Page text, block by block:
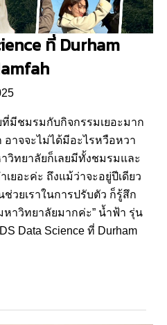
ที่ Durham
ที่มีชมรมกับกิจกรรมเยอะมาก
อาจจะไม่ได้มีอะไรหวือหวา
วิทยาลัยก็เลยมีทั้งชมรมและ
ยอะค่ะ ถึงแม้ว่าจะอยู่ปีเดียว
วยเราในการปรับตัว ก็รู้สึก
าวิทยาลัยมากค่ะ” น้ำฟ้า รุ่น
Data Science ที่ Durham